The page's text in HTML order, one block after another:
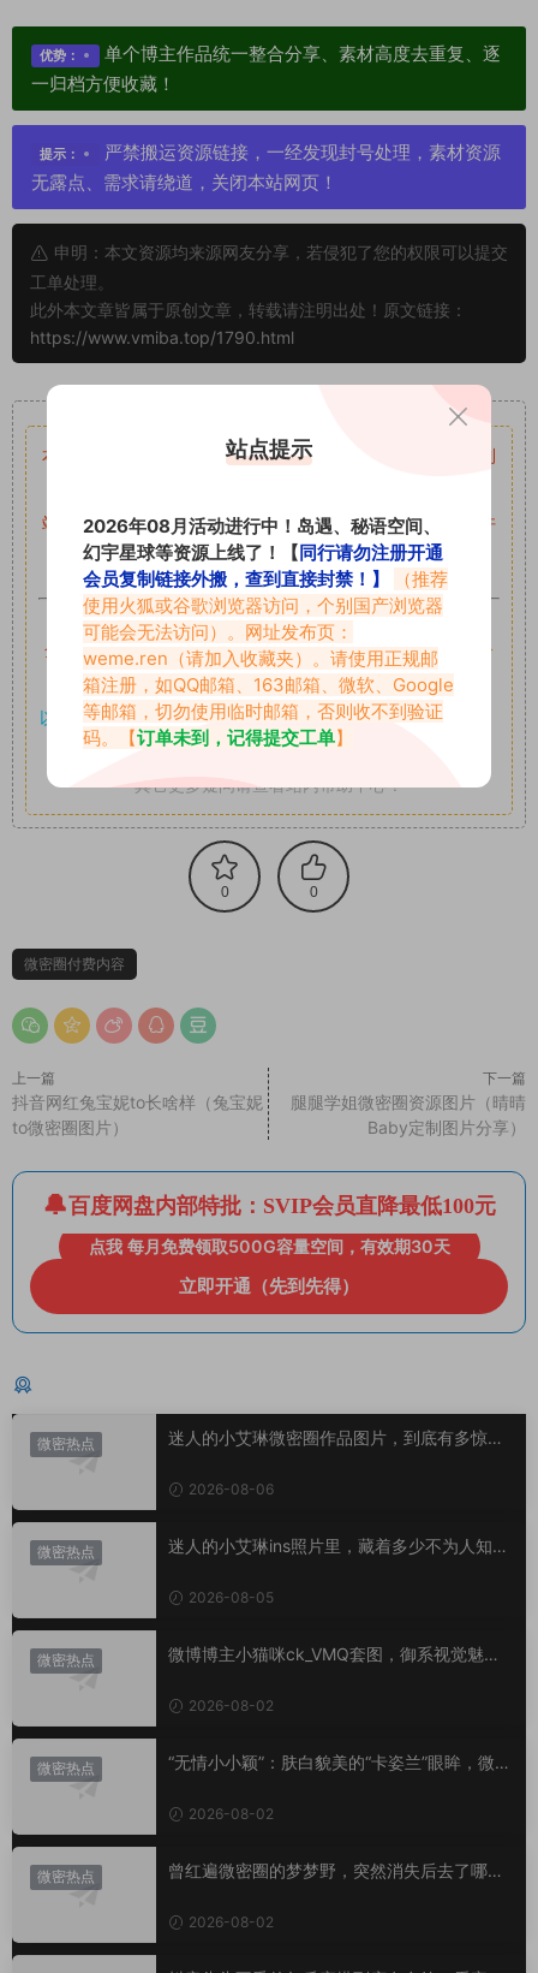
优势：
单个博主作品统一整合分享、素材高度去重复、逐
一归档方便收藏！
提示：
严禁搬运资源链接，一经发现封号处理，素材资源
无露点、需求请绕道，关闭本站网页！
申明：本文资源均来源网友分享，若侵犯了您的权限可以提交
工单处理。
此外本文章皆属于原创文章，转载请注明出处！原文链接：
https://www.vmiba.top/1790.html
本站资源均来自网络分享，如有侵犯你的权益请私信留言
收到
站内资源为网友个人学习或测试研究使用，未经原版权作者许
可,禁止用于任何商业途径！请在下载24小时内删除！
如果遇到付费才可获取的素材，建议升级对应的VIP。
全站付费素材可提供补档服务“均有备份”，素材以主流网盘分
享。
以7z、7z分卷格式压缩，解压应下载对应的软件操作，
7-zip；安卓：zarchiver；苹果：解压专家
其它更多疑问请查看站内帮助中心！
0 0
微密圈付费内容
上一篇
抖音网红兔宝妮to长啥样（兔宝妮
to微密圈图片）
下一篇
腿腿学姐微密圈资源图片（晴晴
Baby定制图片分享）
百度网盘内部特批：SVIP会员直降最低100元
点我 每月免费领取500G容量空间，有效期30天
立即开通（先到先得）
微密热点
迷人的小艾琳微密圈作品图片，到底有多惊
2026-08-06
微密热点
迷人的小艾琳ins照片里，藏着多少不为人知的
2026-08-05
微密热点
微博博主小猫咪ck_VMQ套图，御系视觉魅力
2026-08-02
微密热点
“无情小小颖”：肤白貌美的“卡姿兰”眼眸，微密
2026-08-02
微密热点
曾红遍微密圈的梦梦野，突然消失后去了哪
2026-08-02
站点提示
2026年08月活动进行中！岛遇、秘语空间、
幻宇星球等资源上线了！【同行请勿注册开通
会员复制链接外搬，查到直接封禁！】
（推荐
使用火狐或谷歌浏览器访问，个别国产浏览器
可能会无法访问）。网址发布页：
weme.ren （请加入收藏夹）。请使用正规邮
箱注册，如QQ邮箱、163邮箱、微软、Google
等邮箱，切勿使用临时邮箱，否则收不到验证
码。【订单未到，记得提交工单】